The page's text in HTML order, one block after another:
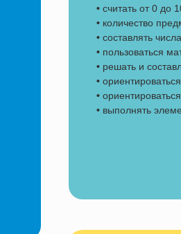
• считать от 0 до
• количество
• составлять
• пользоваться
• решать и
•
•
• выполнять